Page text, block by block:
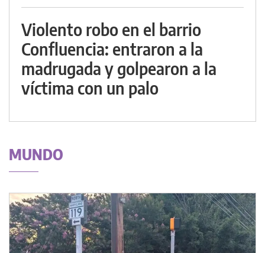
Violento robo en el barrio
Confluencia: entraron a la
madrugada y golpearon a la
víctima con un palo
MUNDO